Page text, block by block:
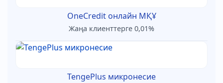
OneCredit онлайн МҚҰ
Жаңа клиенттерге 0,01%
TengePlus микронесие